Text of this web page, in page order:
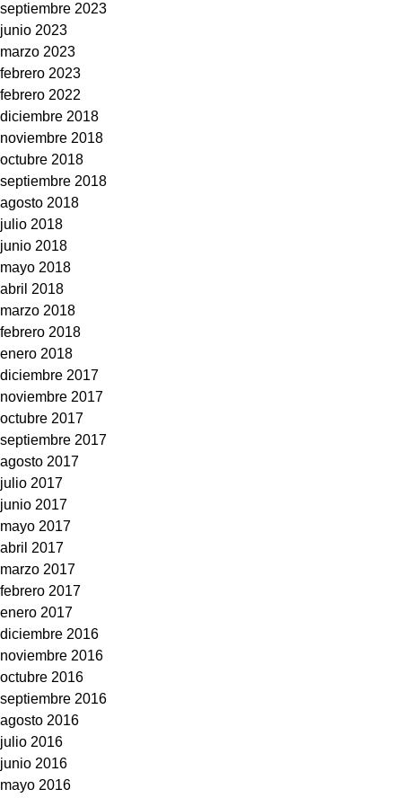
septiembre 2023
junio 2023
marzo 2023
febrero 2023
febrero 2022
diciembre 2018
noviembre 2018
octubre 2018
septiembre 2018
agosto 2018
julio 2018
junio 2018
mayo 2018
abril 2018
marzo 2018
febrero 2018
enero 2018
diciembre 2017
noviembre 2017
octubre 2017
septiembre 2017
agosto 2017
julio 2017
junio 2017
mayo 2017
abril 2017
marzo 2017
febrero 2017
enero 2017
diciembre 2016
noviembre 2016
octubre 2016
septiembre 2016
agosto 2016
julio 2016
junio 2016
mayo 2016